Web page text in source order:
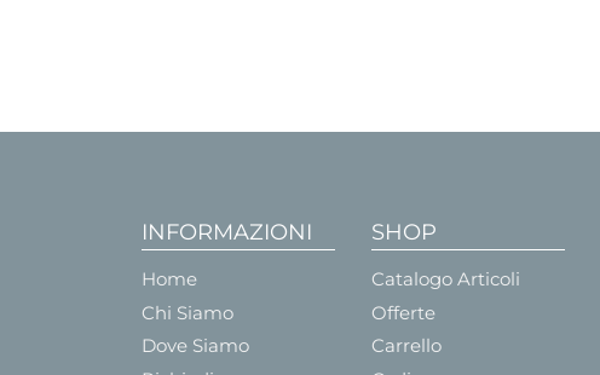
INFORMAZIONI
Home
Chi Siamo
Dove Siamo
SHOP
Catalogo Articoli
Offerte
Carrello